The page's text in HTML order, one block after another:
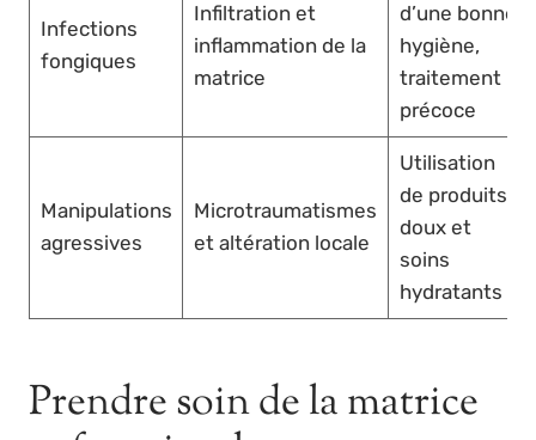
Infections
fongiques
Infiltration et
inflammation de la
matrice
d’une bonne
hygiène,
traitement
précoce
Manipulations
agressives
Microtraumatismes
et altération locale
Utilisation
de produits
doux et
soins
hydratants
Prendre soin de la matrice